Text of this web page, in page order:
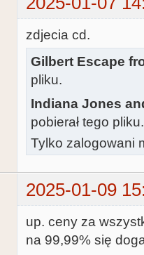
zdjecia cd.
Gilbert Escape
pliku.
Indiana Jones
pobierał tego
Tylko zalogowani
2025-01-09
up. ceny za
na 99,99% się